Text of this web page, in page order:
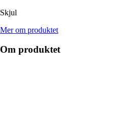
Skjul
Mer om produktet
Om produktet